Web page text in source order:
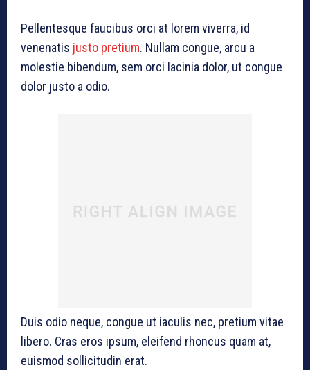
Pellentesque faucibus orci at lorem viverra, id
venenatis justo pretium. Nullam congue, arcu a
molestie bibendum, sem orci lacinia dolor, ut congue
dolor justo a odio.
Duis odio neque, congue ut iaculis nec, pretium vitae
libero. Cras eros ipsum, eleifend rhoncus quam at,
euismod sollicitudin erat.